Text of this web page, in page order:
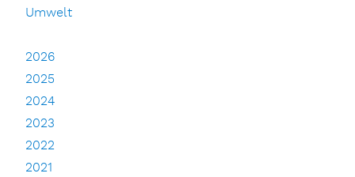
Umwelt
2026
2025
2024
2023
2022
2021